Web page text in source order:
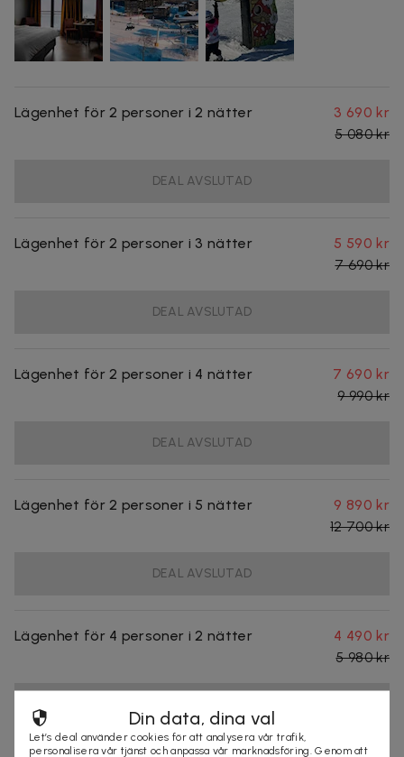
Lägenhet för 2 personer i 2 nätter
3 690 kr
5 080 kr
DEAL AVSLUTAD
Lägenhet för 2 personer i 3 nätter
5 590 kr
7 690 kr
DEAL AVSLUTAD
Lägenhet för 2 personer i 4 nätter
7 690 kr
9 990 kr
DEAL AVSLUTAD
Lägenhet för 2 personer i 5 nätter
9 890 kr
12 700 kr
DEAL AVSLUTAD
Lägenhet för 4 personer i 2 nätter
4 490 kr
5 980 kr
Din data, dina val
Let’s deal använder cookies för att analysera vår trafik,
personalisera vår tjänst och anpassa vår marknadsföring. Genom att